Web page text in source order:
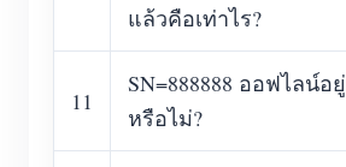
แล้วคือเท่าไร?
11
SN=888888 ออฟไลน์อยู่
หรือไม่?